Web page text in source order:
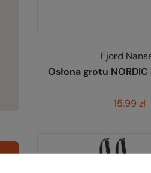
Fjord
Osłona grotu NORDIC
15,99 zł